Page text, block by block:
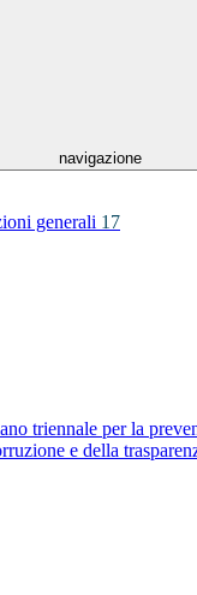
navigazione
generali 17
triennale per la
e della